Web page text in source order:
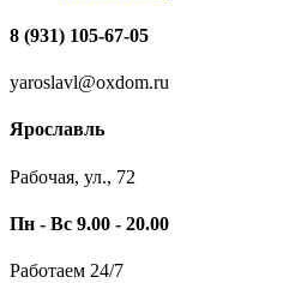
8 (931) 105-67-05
yaroslavl@oxdom.ru
Ярославль
Рабочая, ул., 72
Пн - Вс 9.00 - 20.00
Работаем 24/7